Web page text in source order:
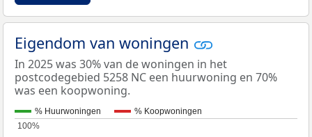
Eigendom van woningen
In 2025 was 30% van de woningen in het
postcodegebied 5258 NC een huurwoning en 70%
was een koopwoning.
% Huurwoningen % Koopwoningen
100%
100%